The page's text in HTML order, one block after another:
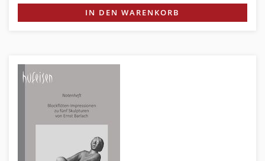
IN DEN WARENKORB